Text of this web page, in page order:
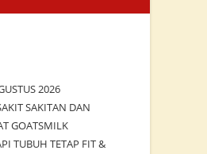
2026
SAKITAN DAN
GOATSMILK
TUBUH TETAP FIT &